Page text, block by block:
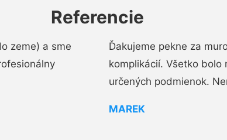
Referencie
zeme) a sme
Ďakujeme pekne za
komplikácií. Všetko bolo
určených podmienok.
MAREK